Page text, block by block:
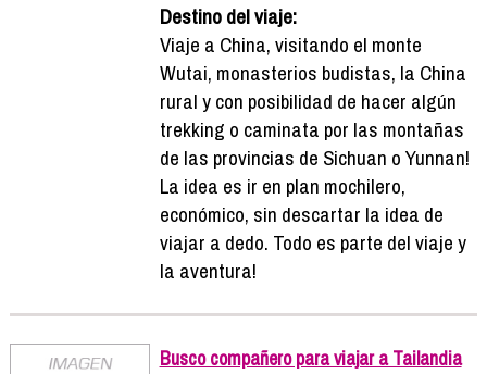
Destino del viaje:
Viaje a China, visitando el monte
Wutai, monasterios budistas, la China
rural y con posibilidad de hacer algún
trekking o caminata por las montañas
de las provincias de Sichuan o Yunnan!
La idea es ir en plan mochilero,
económico, sin descartar la idea de
viajar a dedo. Todo es parte del viaje y
la aventura!
Busco compañero para viajar a Tailandia